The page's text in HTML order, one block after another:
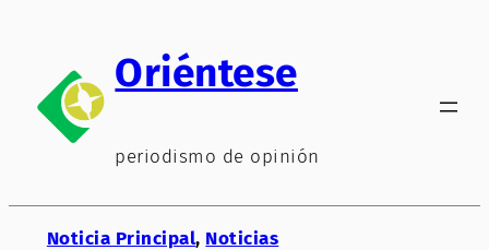
contenido
Oriéntese
periodismo de opinión
Noticia Principal, Noticias